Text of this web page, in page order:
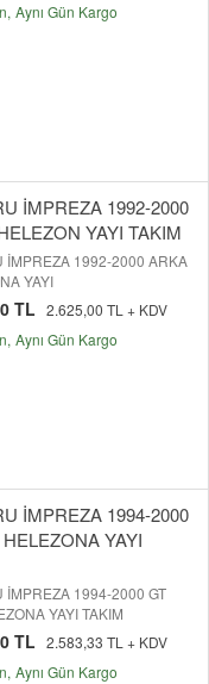
Aynı Gün Kargo
İMPREZA 1992-2000
YAYI TAKIM
İMPREZA 1992-2000 ARKA
YAYI
TL 2.625,00 TL + KDV
Aynı Gün Kargo
İMPREZA 1994-2000
YAYI
İMPREZA 1994-2000 GT
YAYI TAKIM
TL 2.583,33 TL + KDV
Aynı Gün Kargo